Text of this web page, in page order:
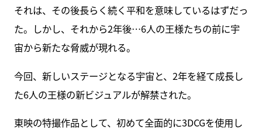
それは、その後長らく続く平和を意味しているはずだっ
た。しかし、それから2年後…6人の王様たちの前に宇
宙から新たな脅威が現れる。
今回、新しいステージとなる宇宙と、2年を経て成長し
た6人の王様の新ビジュアルが解禁された。
東映の特撮作品として、初めて全面的に3DCGを使用し